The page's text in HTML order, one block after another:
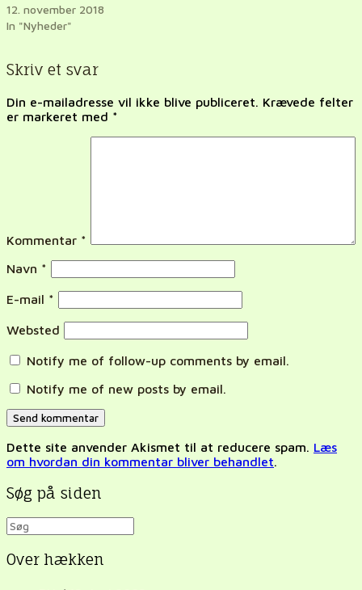
12. november 2018
In "Nyheder"
Skriv et svar
Din e-mailadresse vil ikke blive publiceret. Krævede felter
er markeret med *
Kommentar *
Navn *
E-mail *
Websted
Notify me of follow-up comments by email.
Notify me of new posts by email.
Dette site anvender Akismet til at reducere spam. Læs
om hvordan din kommentar bliver behandlet.
Søg på siden
Over hækken